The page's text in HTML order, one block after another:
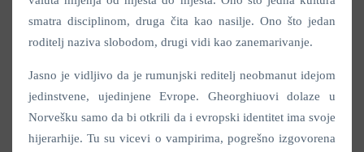
smatra disciplinom, druga čita kao nasilje. Ono što jedan
roditelj naziva slobodom, drugi vidi kao zanemarivanje.
Jasno je vidljivo da je rumunjski reditelj neobmanut idejom
jedinstvene, ujedinjene Evrope. Gheorghiuovi dolaze u
Norvešku samo da bi otkrili da i evropski identitet ima svoje
hijerarhije. Tu su vicevi o vampirima, pogrešno izgovorena